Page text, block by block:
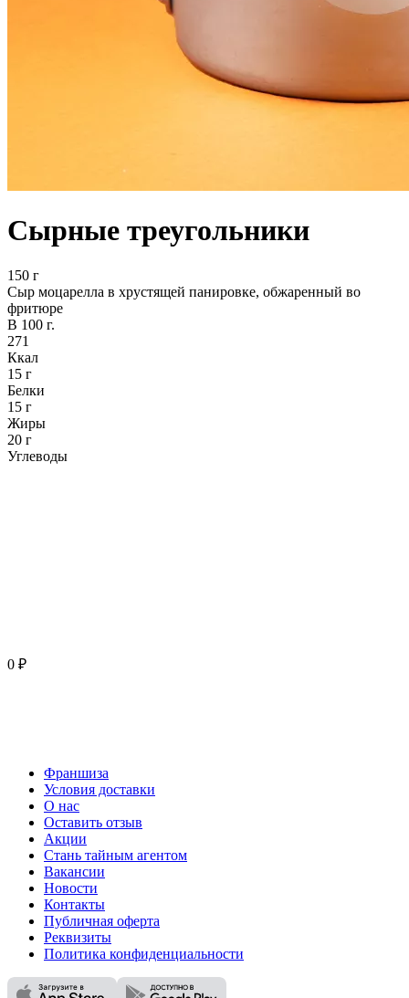
Сырные треугольники
150 г
Сыр моцарелла в хрустящей панировке, обжаренный во
фритюре
В 100 г.
271
Ккал
15 г
Белки
15 г
Жиры
20 г
Углеводы
0 ₽
Франшиза
Условия доставки
О нас
Оставить отзыв
Акции
Стань тайным агентом
Вакансии
Новости
Контакты
Публичная оферта
Реквизиты
Политика конфиденциальности